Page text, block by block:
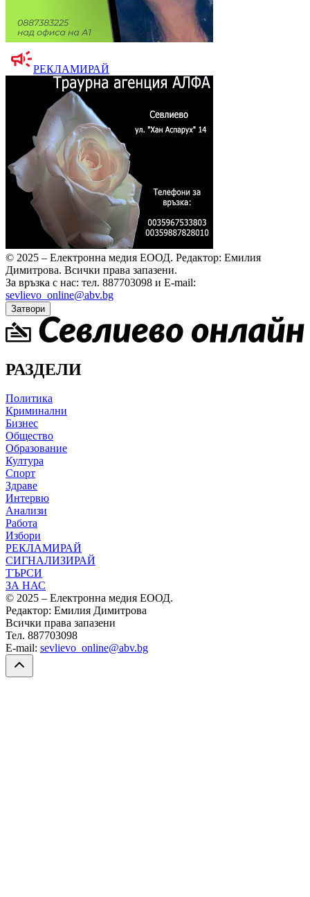
РЕКЛАМИРАЙ
© 2025 – Електронна медия ЕООД. Редактор: Емилия
Димитрова. Всички права запазени.
За връзка с нас: тел. 887703098 и E-mail:
sevlievo_online@abv.bg
Затвори
РАЗДЕЛИ
Политика
Криминални
Бизнес
Общество
Образование
Култура
Спорт
Здраве
Интервю
Анализи
Работа
Избори
РЕКЛАМИРАЙ
СИГНАЛИЗИРАЙ
ТЪРСИ
ЗА НАС
© 2025 – Електронна медия ЕООД.
Редактор: Емилия Димитрова
Всички права запазени
Тел. 887703098
E-mail: sevlievo_online@abv.bg